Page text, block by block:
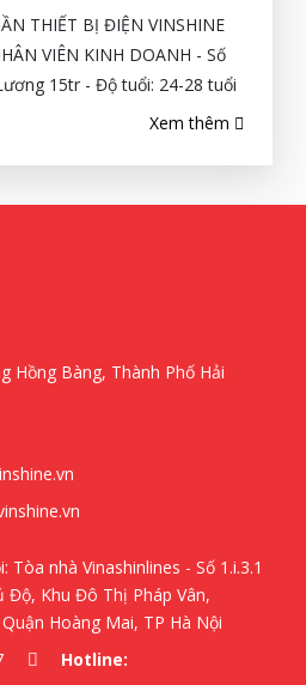
THIẾT BỊ ĐIỆN VINSHINE
VIÊN KINH DOANH - Số
15tr - Độ tuổi: 24-28 tuổi
Xem thêm
Hồng Bàng, Thành Phố Hải
Tòa nhà Vinashinlines - Số 1.i.3.1
Độ, Khu Đô Thị Pháp Vân,
Hoàng Mai, TP Hà Nội
Hotline: